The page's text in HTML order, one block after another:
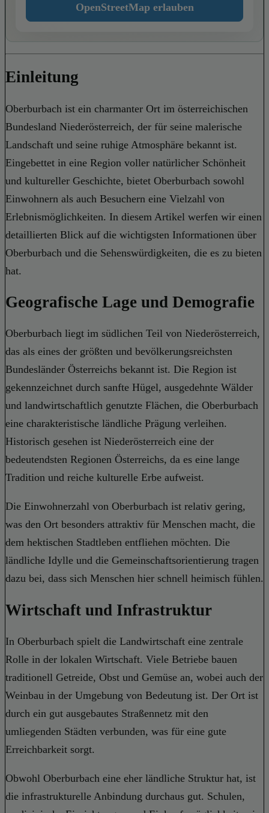
OpenStreetMap erlauben
Einleitung
Oberburbach ist ein charmanter Ort im österreichischen
Bundesland Niederösterreich, der für seine malerische
Landschaft und seine ruhige Atmosphäre bekannt ist.
Eingebettet in eine Region voller natürlicher Schönheit
und kultureller Geschichte, bietet Oberburbach sowohl
Einwohnern als auch Besuchern eine Vielzahl von
Erlebnismöglichkeiten. In diesem Artikel werfen wir einen
detaillierten Blick auf die wichtigsten Informationen über
Oberburbach und die Sehenswürdigkeiten, die es zu bieten
hat.
Geografische Lage und Demografie
Oberburbach liegt im südlichen Teil von Niederösterreich,
das als eines der größten und bevölkerungsreichsten
Bundesländer Österreichs bekannt ist. Die Region ist
gekennzeichnet durch sanfte Hügel, ausgedehnte Wälder
und landwirtschaftlich genutzte Flächen, die Oberburbach
eine charakteristische ländliche Prägung verleihen.
Historisch gesehen ist Niederösterreich eine der
bedeutendsten Regionen Österreichs, da es eine lange
Tradition und reiche kulturelle Erbe aufweist.
Die Einwohnerzahl von Oberburbach ist relativ gering,
was den Ort besonders attraktiv für Menschen macht, die
dem hektischen Stadtleben entfliehen möchten. Die
ländliche Idylle und die Gemeinschaftsorientierung tragen
dazu bei, dass sich Menschen hier schnell heimisch fühlen.
Wirtschaft und Infrastruktur
In Oberburbach spielt die Landwirtschaft eine zentrale
Rolle in der lokalen Wirtschaft. Viele Betriebe bauen
traditionell Getreide, Obst und Gemüse an, wobei auch der
Weinbau in der Umgebung von Bedeutung ist. Der Ort ist
durch ein gut ausgebautes Straßennetz mit den
umliegenden Städten verbunden, was für eine gute
Erreichbarkeit sorgt.
Obwohl Oberburbach eine eher ländliche Struktur hat, ist
die infrastrukturelle Anbindung durchaus gut. Schulen,